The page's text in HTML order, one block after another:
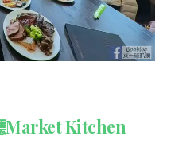
Market Kitchen